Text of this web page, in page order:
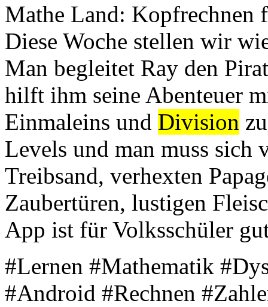
Mathe Land: Kopfrechnen
Diese Woche stellen wir
Man begleitet Ray den
hilft ihm seine Abenteuer
Einmaleins und Division
Levels und man muss sich
Treibsand, verhexten
Zaubertüren, lustigen
App ist für Volksschüler
#Lernen #Mathematik
#Android #Rechnen